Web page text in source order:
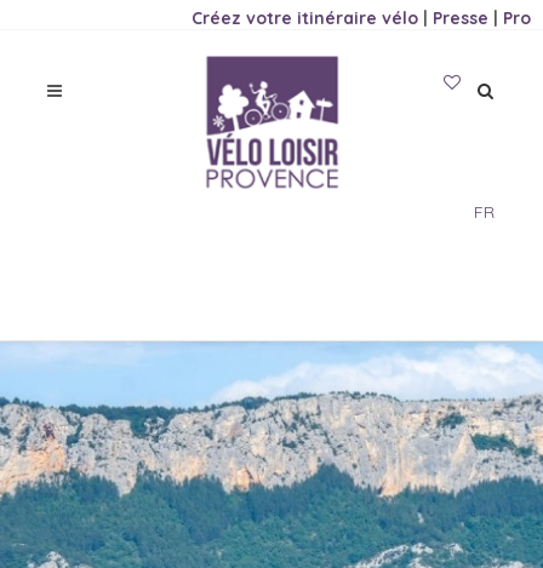
Créez votre itinéraire vélo | Presse | Pro
FR